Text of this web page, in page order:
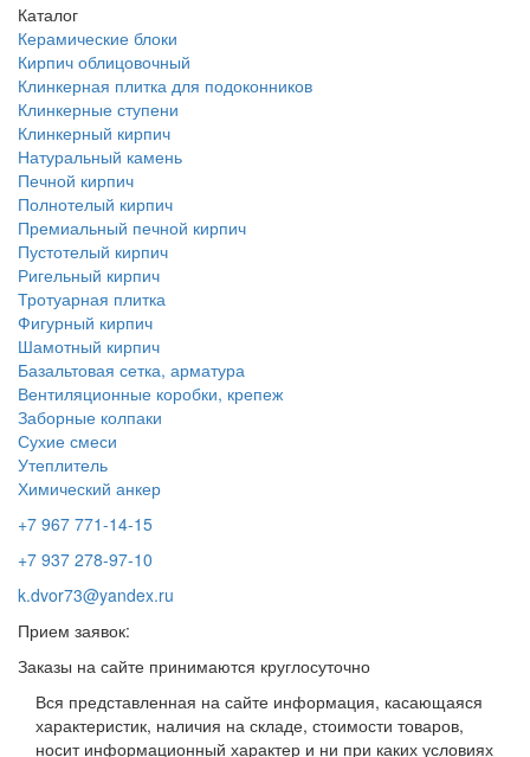
Каталог
Керамические блоки
Кирпич облицовочный
Клинкерная плитка для подоконников
Клинкерные ступени
Клинкерный кирпич
Натуральный камень
Печной кирпич
Полнотелый кирпич
Премиальный печной кирпич
Пустотелый кирпич
Ригельный кирпич
Тротуарная плитка
Фигурный кирпич
Шамотный кирпич
Базальтовая сетка, арматура
Вентиляционные коробки, крепеж
Заборные колпаки
Сухие смеси
Утеплитель
Химический анкер
+7 967 771-14-15
+7 937 278-97-10
k.dvor73@yandex.ru
Прием заявок:
Заказы на сайте принимаются круглосуточно
Вся представленная на сайте информация, касающаяся
характеристик, наличия на складе, стоимости товаров,
носит информационный характер и ни при каких условиях